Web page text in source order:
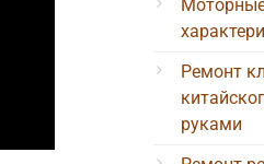
Ремонт
руками